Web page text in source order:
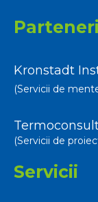
Parteneri
Kronstadt
(Servicii de
(Servicii de
Servicii